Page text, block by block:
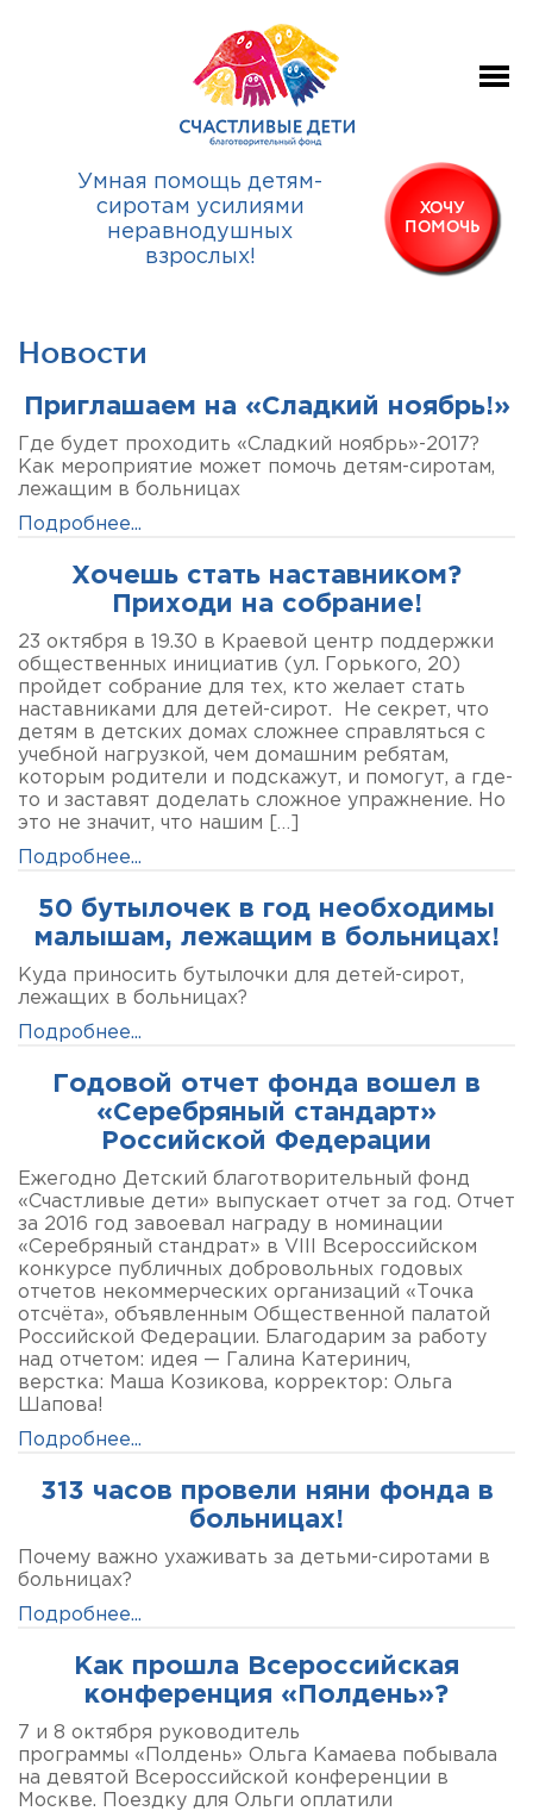
Умная помощь детям-
сиротам усилиями
неравнодушных
взрослых!
ХОЧУ
ПОМОЧЬ
Новости
Приглашаем на «Сладкий ноябрь!»
Где будет проходить «Сладкий ноябрь»-2017?
Как мероприятие может помочь детям-сиротам,
лежащим в больницах
Подробнее...
Хочешь стать наставником?
Приходи на собрание!
23 октября в 19.30 в Краевой центр поддержки
общественных инициатив (ул. Горького, 20)
пройдет собрание для тех, кто желает стать
наставниками для детей-сирот. Не секрет, что
детям в детских домах сложнее справляться с
учебной нагрузкой, чем домашним ребятам,
которым родители и подскажут, и помогут, а где-
то и заставят доделать сложное упражнение. Но
это не значит, что нашим […]
Подробнее...
50 бутылочек в год необходимы
малышам, лежащим в больницах!
Куда приносить бутылочки для детей-сирот,
лежащих в больницах?
Подробнее...
Годовой отчет фонда вошел в
«Серебряный стандарт»
Российской Федерации
Ежегодно Детский благотворительный фонд
«Счастливые дети» выпускает отчет за год. Отчет
за 2016 год завоевал награду в номинации
«Серебряный стандрат» в VIII Всероссийском
конкурсе публичных добровольных годовых
отчетов некоммерческих организаций «Точка
отсчёта», объявленным Общественной палатой
Российской Федерации. Благодарим за работу
над отчетом: идея — Галина Катеринич,
верстка: Маша Козикова, корректор: Ольга
Шапова!
Подробнее...
313 часов провели няни фонда в
больницах!
Почему важно ухаживать за детьми-сиротами в
больницах?
Подробнее...
Как прошла Всероссийская
конференция «Полдень»?
7 и 8 октября руководитель
программы «Полдень» Ольга Камаева побывала
на девятой Всероссийской конференции в
Москве. Поездку для Ольги оплатили